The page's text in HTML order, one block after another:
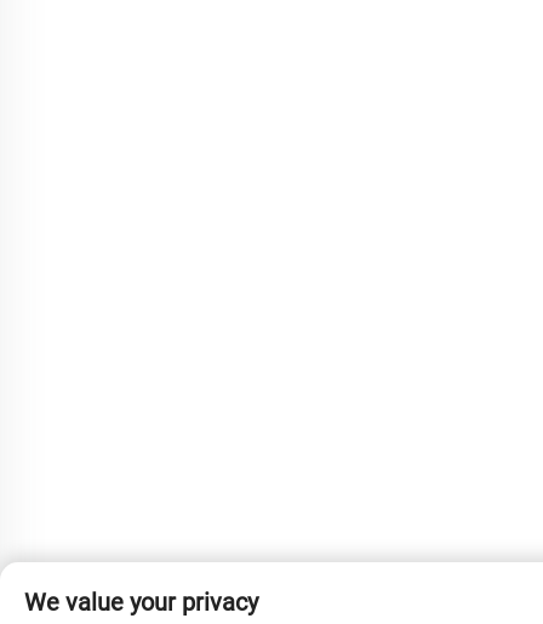
We value your privacy